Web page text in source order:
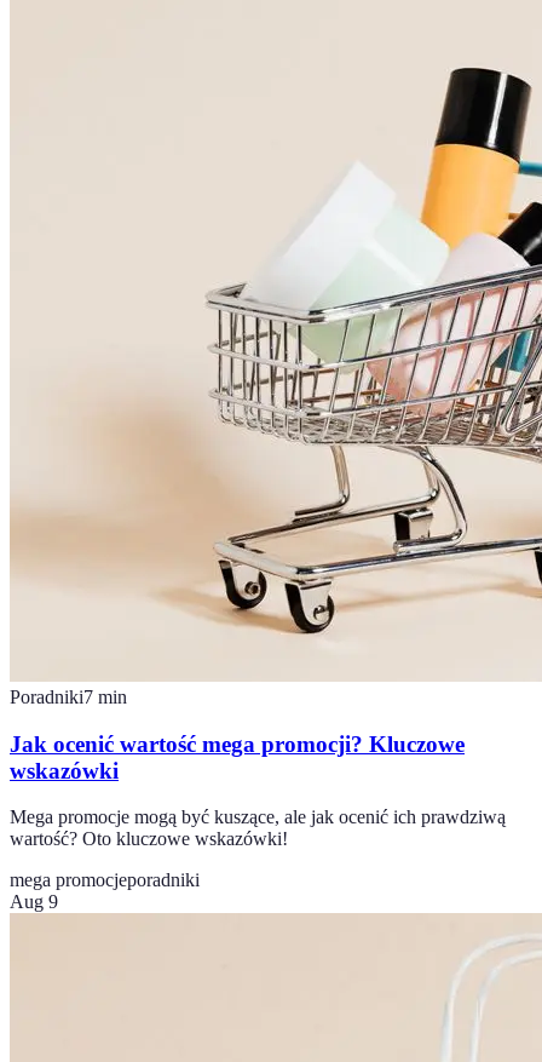
Poradniki7 min
Jak ocenić wartość mega promocji? Kluczowe
wskazówki
Mega promocje mogą być kuszące, ale jak ocenić ich prawdziwą
wartość? Oto kluczowe wskazówki!
mega promocjeporadniki
Aug 9